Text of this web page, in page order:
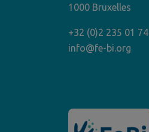
1000 Bruxelles
+32 (0)2 235 01 74
info@fe-bi.org